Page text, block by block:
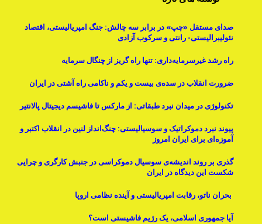
صدای مستقل «چپ» در برابر سه چالش: جنگ امپریالیستی، اقتصاد
نئولیبرالیستی- رانتی و سرکوب آزادی
راه رشد غیرسرمایه‌داری: تنها راه گریز از چنگال سرمایه
ضرورت انقلاب در سده‌ی بیست و یکم و ناکامی راه آشتی در ایران
تکنولوژی در میدان نبرد طبقاتی: از مارکس تا فاشیسم دیجیتال پالانتیر
پیوند نبرد دموکراتیک و سوسیالیستی: چنگ‌انداز لنین در انقلاب اکتبر و
آموزه‌ای برای ایران امروز
گذری بر روند اندیشه‌ی سوسیال دموکراسی در جنبش کارگری و چرایی
شکست این دیدگاه در ایران
بحران ناتو، رقابت امپریالیستی و آینده نظامی اروپا
آیا جمهوری اسلامی، یک رژیم فاشیستی است؟